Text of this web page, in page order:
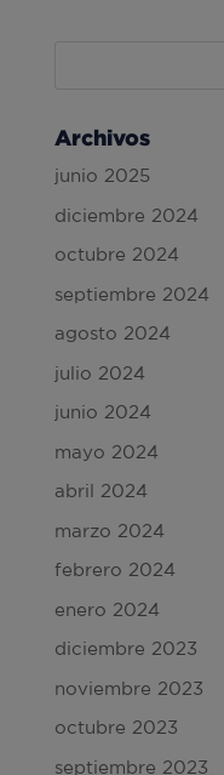
Archivos
junio 2025
diciembre 2024
octubre 2024
septiembre 2024
agosto 2024
julio 2024
junio 2024
mayo 2024
abril 2024
marzo 2024
febrero 2024
enero 2024
diciembre 2023
noviembre 2023
octubre 2023
septiembre 2023